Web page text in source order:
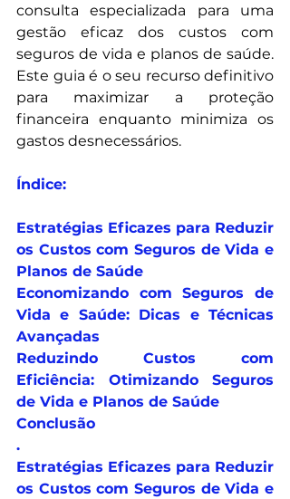
consulta especializada para uma
gestão eficaz dos custos com
seguros de vida e planos de saúde.
Este guia é o seu recurso definitivo
para maximizar a proteção
financeira enquanto minimiza os
gastos desnecessários.
Índice:
Estratégias Eficazes para Reduzir
os Custos com Seguros de Vida e
Planos de Saúde
Economizando com Seguros de
Vida e Saúde: Dicas e Técnicas
Avançadas
Reduzindo Custos com
Eficiência: Otimizando Seguros
de Vida e Planos de Saúde
Conclusão
.
Estratégias Eficazes para Reduzir
os Custos com Seguros de Vida e